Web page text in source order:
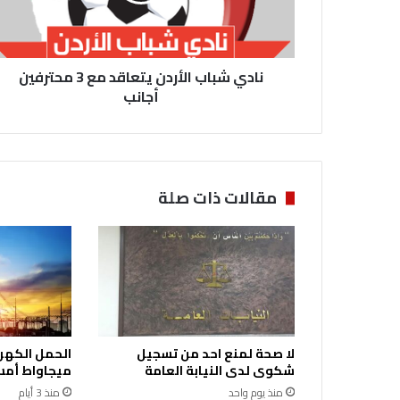
ب
ا
د
ي
ت
ع
ا
د
م
ع
3
م
ح
ت
ر
نادي شباب الأردن يتعاقد مع 3 محترفين
أجانب
مقالات ذات صلة
لا صحة لمنع احد من تسجيل
شكوى لدى النيابة العامة
منذ يوم واحد
ميجاواط
منذ 3 أيام